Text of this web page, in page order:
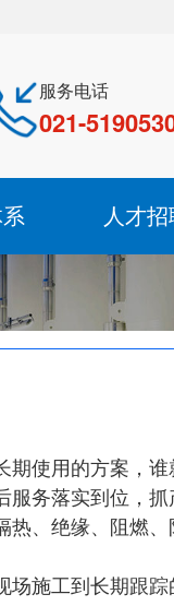
服务电话
021-
人才招
使用的方案，谁
务落实到位，抓
、绝缘、阻燃、
施工到长期跟